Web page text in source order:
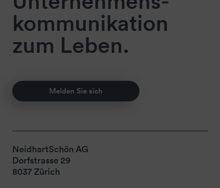
kommunikation
zum Leben.
Melden Sie sich
NeidhartSchön AG
Dorfstrasse 29
8037 Zürich